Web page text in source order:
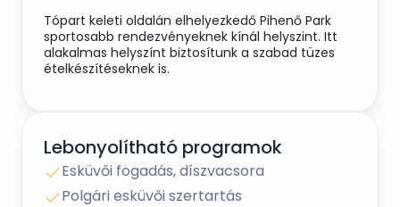
Tópart keleti oldalán elhelyezkedő Pihenő Park
sportosabb rendezvényeknek kínál helyszint. Itt
alakalmas helyszínt biztosítunk a szabad tüzes
ételkészítéseknek is.
készülnek, melyben akár 1000 adag étel is
készülhet egyidőben.
Éttermünk klimatizált.
Lebonyolítható programok
Esküvői fogadás, díszvacsora
Polgári esküvői szertartás